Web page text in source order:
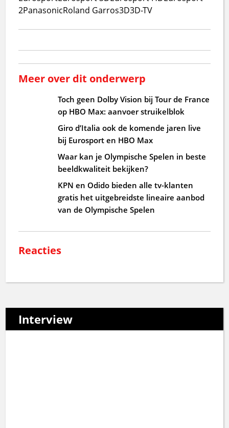
2PanasonicRoland Garros3D3D-TV
Meer over dit onderwerp
Toch geen Dolby Vision bij Tour de France
op HBO Max: aanvoer struikelblok
Giro d’Italia ook de komende jaren live
bij Eurosport en HBO Max
Waar kan je Olympische Spelen in beste
beeldkwaliteit bekijken?
KPN en Odido bieden alle tv-klanten
gratis het uitgebreidste lineaire aanbod
van de Olympische Spelen
Reacties
Interview